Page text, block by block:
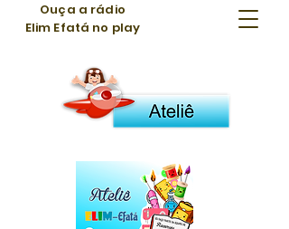
Ouça a rádio
Elim Efatá no play